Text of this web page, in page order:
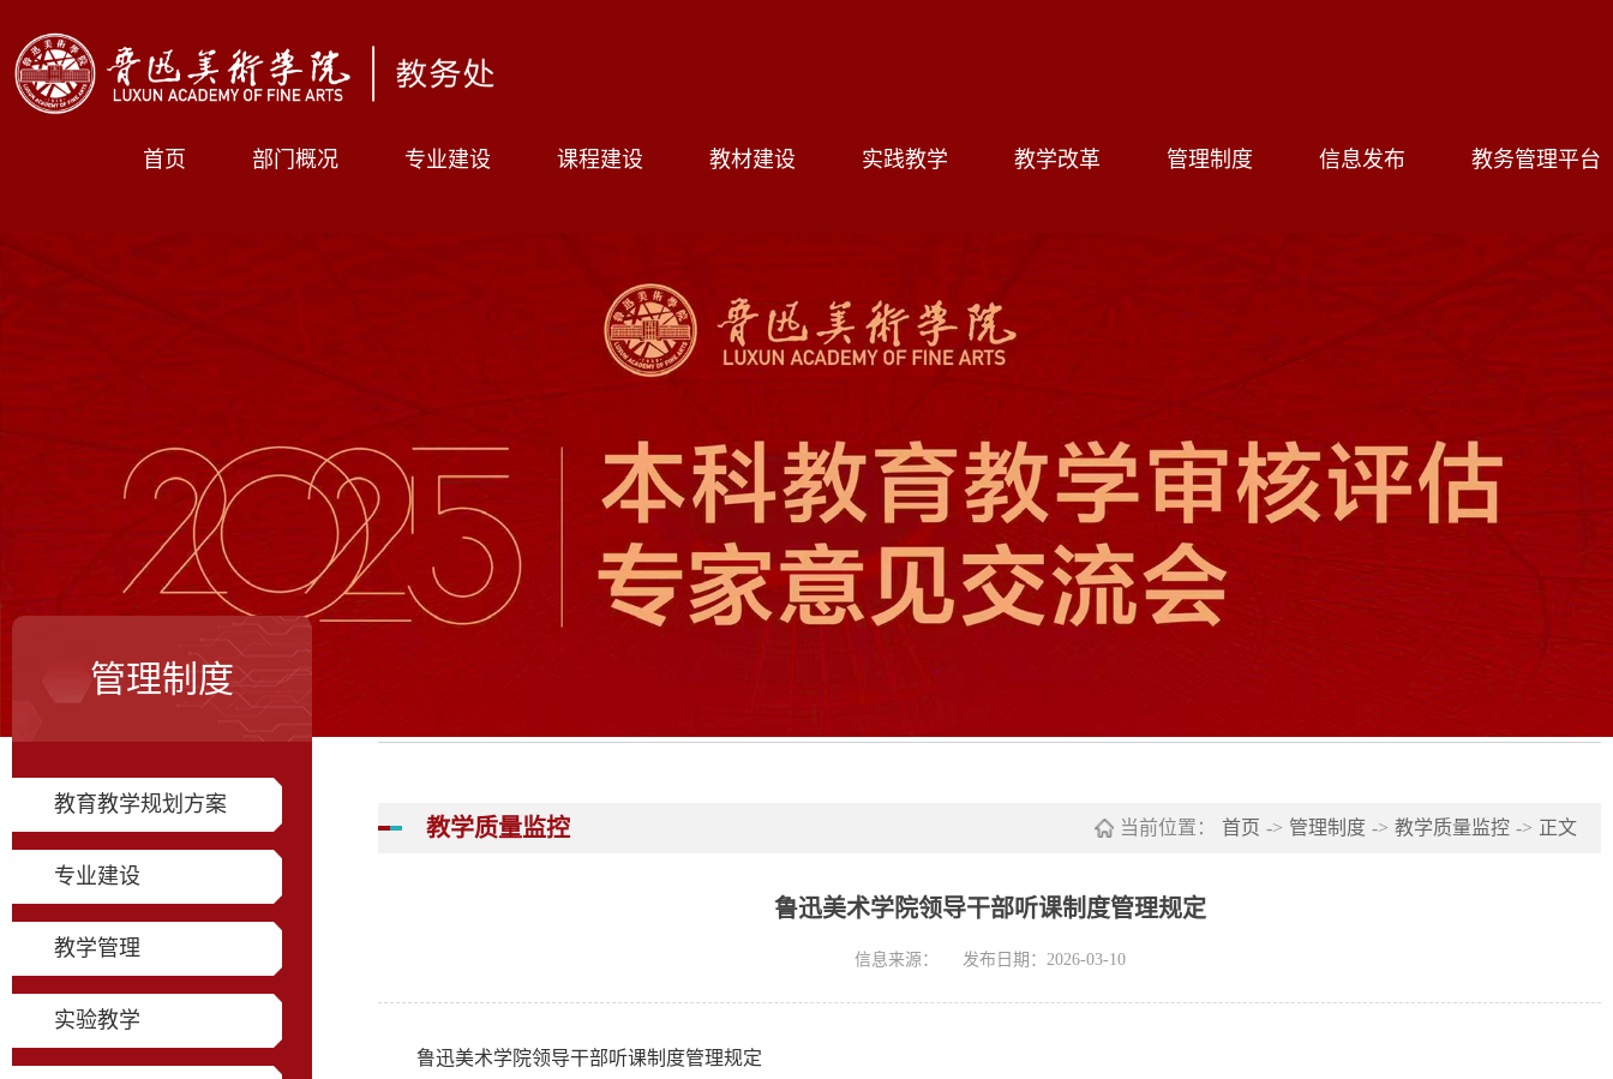
首页 部门概况 专业建设 课程建设 教材建设 实践教学 教学改革 管理制度 信息发布 教务管理平台
管理制度
教育教学规划方案
专业建设
教学管理
实验教学
教学质量监控 当前位置： 首页 -> 管理制度 -> 教学质量监控 -> 正文
鲁迅美术学院领导干部听课制度管理规定
信息来源： 发布日期：2026-03-10
鲁迅美术学院领导干部听课制度管理规定